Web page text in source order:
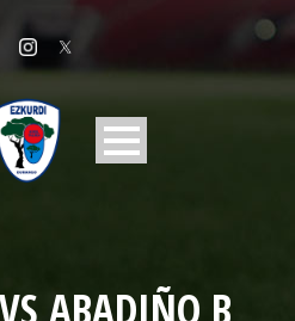
ABADIÑO B